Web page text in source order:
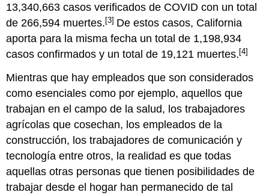
los
proveedores
cuidado
infantil
superar
los
obstáculos
del
gobierno
federal,
estatal
y
local
Recursos
13,340,663 casos verificados de COVID con un total
de 266,594 muertes.[3] De estos casos, California
aporta para la misma fecha un total de 1,198,934
casos confirmados y un total de 19,121 muertes.[4]
Mientras que hay empleados que son considerados
como esenciales como por ejemplo, aquellos que
trabajan en el campo de la salud, los trabajadores
agrícolas que cosechan, los empleados de la
construcción, los trabajadores de comunicación y
tecnología entre otros, la realidad es que todas
aquellas otras personas que tienen posibilidades de
trabajar desde el hogar han permanecido de tal